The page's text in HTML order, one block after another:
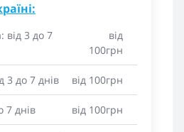
від 3 до 7
від
100грн
3 до 7 днів від 100грн
7 днів від 100грн